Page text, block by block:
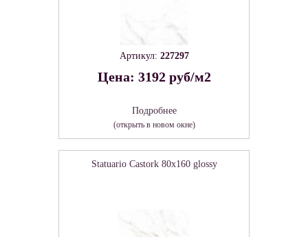
Артикул: 227297
Цена: 3192 руб/м2
Подробнее
(открыть в новом окне)
Statuario Castork 80х160 glossy